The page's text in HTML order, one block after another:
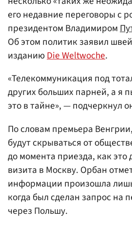
его недавние переговоры с
президентом Владимиром
Об этом политик заявил
изданиюDie Weltwoche.
«Телекоммуникация под
других больших парней, a я
это в тайне», — подчеркнул
По словам премьера
будут скрываться от
до момента приезда, как это
визита в Москву. Орбан
информации произошла
когда был сделан запрос на
через Польшу.